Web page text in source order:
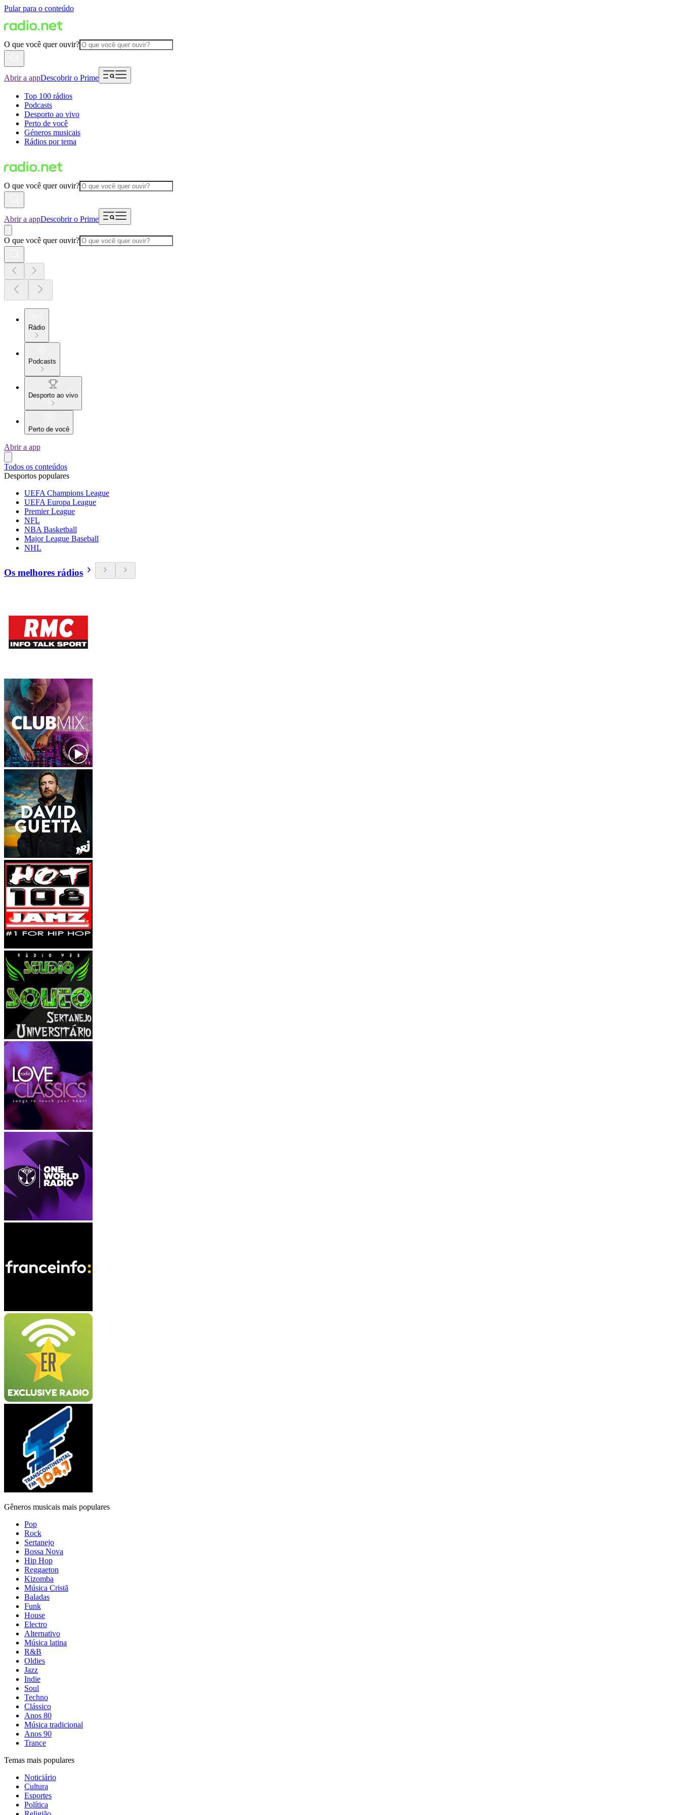
Pular para o conteúdo
O que você quer ouvir?
Abrir a appDescobrir o Prime
Top 100 rádios
Podcasts
Desporto ao vivo
Perto de você
Géneros musicais
Rádios por tema
O que você quer ouvir?
Abrir a appDescobrir o Prime
O que você quer ouvir?
Rádio
Podcasts
Desporto ao vivo
Perto de você
Abrir a app
Todos os conteúdos
Desportos populares
UEFA Champions League
UEFA Europa League
Premier League
NFL
NBA Basketball
Major League Baseball
NHL
Os melhores rádios
Gêneros musicais mais populares
Pop
Rock
Sertanejo
Bossa Nova
Hip Hop
Reggaeton
Kizomba
Música Cristã
Baladas
Funk
House
Electro
Alternativo
Música latina
R&B
Oldies
Jazz
Indie
Soul
Techno
Clássico
Anos 80
Música tradicional
Anos 90
Trance
Temas mais populares
Noticiário
Cultura
Esportes
Política